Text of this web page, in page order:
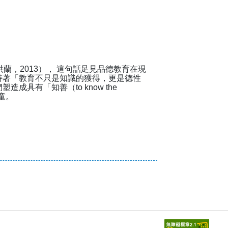
，2013）， 這句話足見品德教育在現
「教育不只是知識的獲得，更是德性
造成具有「知善（to know the